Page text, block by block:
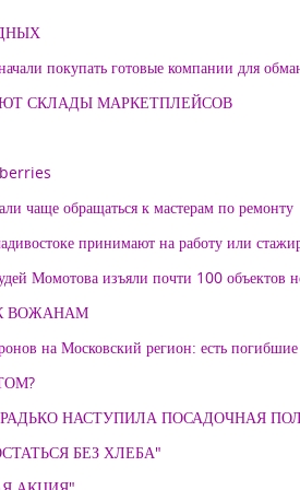
покупать готовые компании для
СКЛАДЫ МАРКЕТПЛЕЙСОВ
чаще обращаться к мастерам по ремонту
принимают на работу или
Момотова изъяли почти 100 объектов
ВОЖАНАМ
на Московский регион: есть
НАСТУПИЛА ПОСАДОЧНАЯ
БЕЗ ХЛЕБА"